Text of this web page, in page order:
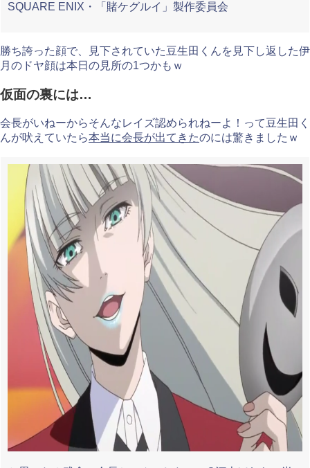
SQUARE ENIX・「賭ケグルイ」製作委員会
勝ち誇った顔で、見下されていた豆生田くんを見下し返した伊
月のドヤ顔は本日の見所の1つかもｗ
仮面の裏には…
会長がいねーからそんなレイズ認められねーよ！って豆生田く
んが吠えていたら本当に会長が出てきたのには驚きましたｗ